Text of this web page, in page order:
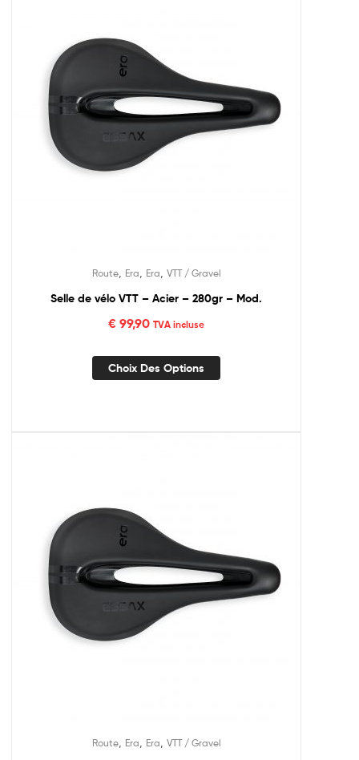
Route, Era Era VTT / Gravel
Selle de vélo VTT – Acier – 280gr – Mod.
€ 99,90 TVA incluse
Choix Des Options
Route, Era Era VTT / Gravel